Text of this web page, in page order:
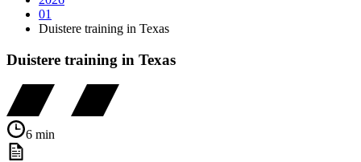
01
Duistere training in Texas
Duistere training in Texas
6 min